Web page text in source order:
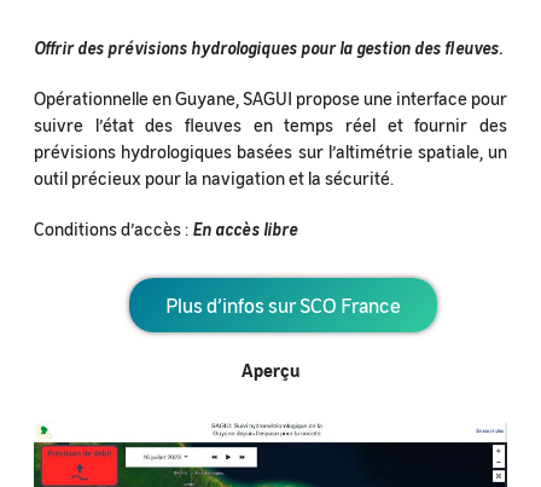
Offrir des prévisions hydrologiques pour la gestion des fleuves.
Opérationnelle en Guyane, SAGUI propose une interface pour
suivre l’état des fleuves en temps réel et fournir des
prévisions hydrologiques basées sur l’altimétrie spatiale, un
outil précieux pour la navigation et la sécurité.
Conditions d’accès : En accès libre
Plus d’infos sur SCO France
Aperçu